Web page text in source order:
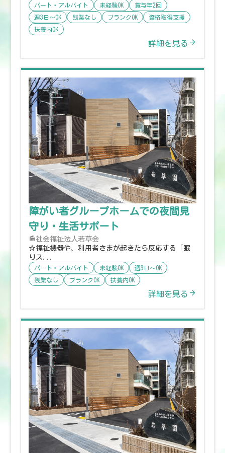
パート・アルバイト 未経験OK
賞与年2回
週3日〜OK
残業なし ブランクOK
資格取得支援
扶養内OK
詳細を見る
障がい者グループホームでの夜間見
守り・生活サポート
社会福祉法人若草会
☆福祉機器や、利用者さまが起きたら反応する「眠
りス...
パート・アルバイト 未経験OK
週3日〜OK
残業なし
ブランクOK 扶養内OK
詳細を見る